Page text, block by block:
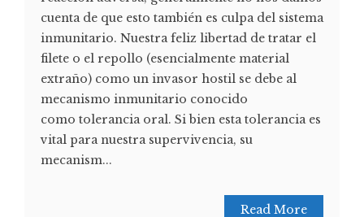
cuenta de que esto también es culpa del sistema
inmunitario. Nuestra feliz libertad de tratar el
filete o el repollo (esencialmente material
extraño) como un invasor hostil se debe al
mecanismo inmunitario conocido
como tolerancia oral. Si bien esta tolerancia es
vital para nuestra supervivencia, su
mecanism...
Read More